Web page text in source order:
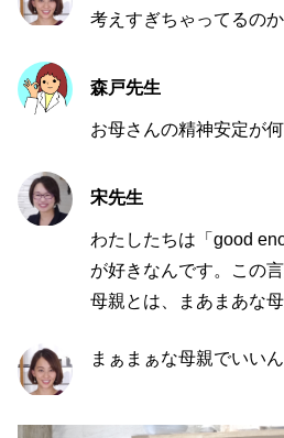
考えすぎちゃってるのか
森戸先生
お母さんの精神安定が
宋先生
わたしたちは「 good
が好きなんです。この
母親とは、まあまあな
まぁまぁな母親でいいん